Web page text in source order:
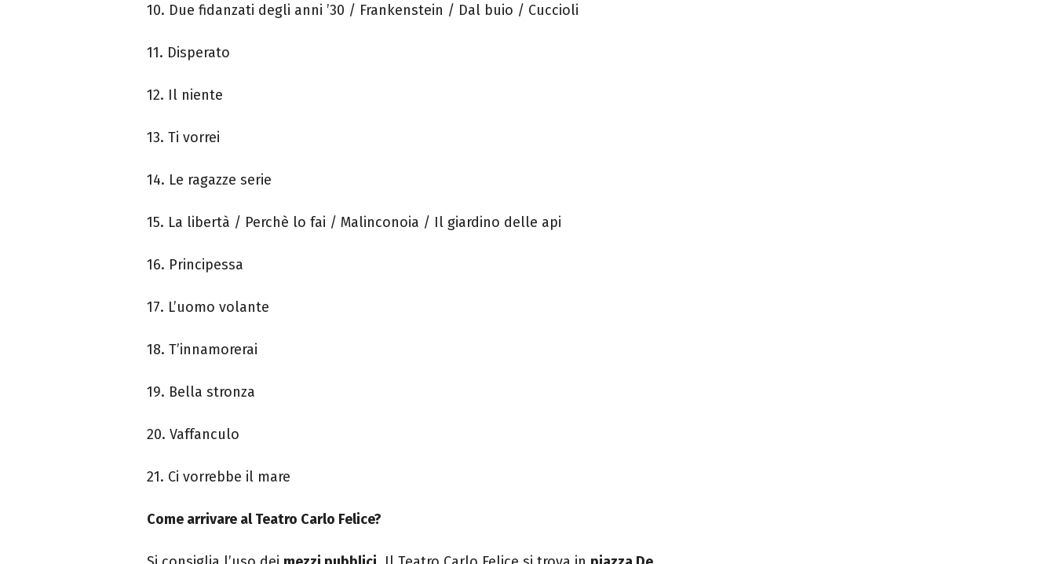
10. Due fidanzati degli anni ’30 / Frankenstein / Dal buio / Cuccioli
11. Disperato
12. Il niente
13. Ti vorrei
14. Le ragazze serie
15. La libertà / Perchè lo fai / Malinconoia / Il giardino delle api
16. Principessa
17. L’uomo volante
18. T’innamorerai
19. Bella stronza
20. Vaffanculo
21. Ci vorrebbe il mare
Come arrivare al Teatro Carlo Felice?